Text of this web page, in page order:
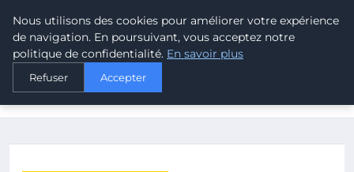
MALTA CLIMATE
ACCUEIL
TRAGÉDIE DANS UNE MINE DE CHARBON EN CHINE : UNE
Nous utilisons des cookies pour améliorer votre expérience
de navigation. En poursuivant, vous acceptez notre
politique de confidentialité. En savoir plus
Refuser Accepter